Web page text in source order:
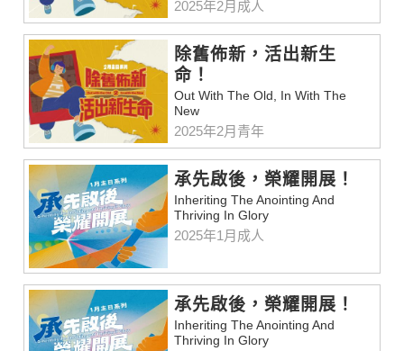
2025年2月成人
除舊佈新，活出新生
命！
Out With The Old, In With The
New
2025年2月青年
承先啟後，榮耀開展！
Inheriting The Anointing And
Thriving In Glory
2025年1月成人
承先啟後，榮耀開展！
Inheriting The Anointing And
Thriving In Glory